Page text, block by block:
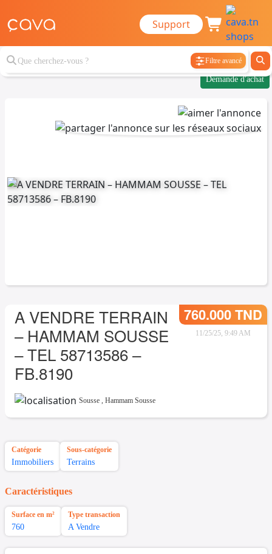
Support
Filtre avancé
Demande d'achat
A VENDRE TERRAIN
– HAMMAM SOUSSE
– TEL 58713586 –
FB.8190
760.000 TND
11/25/25, 9:49 AM
Sousse , Hammam Sousse
Catégorie
Immobiliers
Sous-catégorie
Terrains
Caractéristiques
Surface en m²
760
Type transaction
A Vendre